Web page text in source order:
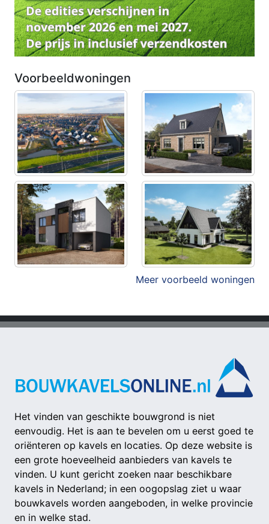
Voorbeeldwoningen
Meer voorbeeld woningen
Het vinden van geschikte bouwgrond is niet
eenvoudig. Het is aan te bevelen om u eerst goed te
oriënteren op kavels en locaties. Op deze website is
een grote hoeveelheid aanbieders van kavels te
vinden. U kunt gericht zoeken naar beschikbare
kavels in Nederland; in een oogopslag ziet u waar
bouwkavels worden aangeboden, in welke provincie
en in welke stad.